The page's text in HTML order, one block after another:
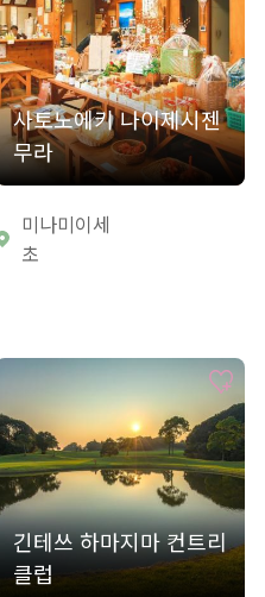
사토노에키 나이제시젠
무라
미나미이세
초
긴테쓰 하마지마 컨트리
클럽